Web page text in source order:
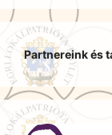
Partnereink és